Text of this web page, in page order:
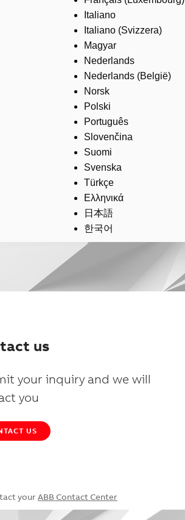
Italiano
Italiano (Svizzera)
Magyar
Nederlands
Nederlands (België)
Norsk
Polski
Português
Slovenčina
Suomi
Svenska
Türkçe
Ελληνικά
日本語
한국어
us
your inquiry and we will
you
US
your ABB Contact Center